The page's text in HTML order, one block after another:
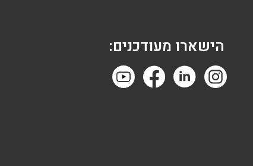
הישארו מעודכנים: